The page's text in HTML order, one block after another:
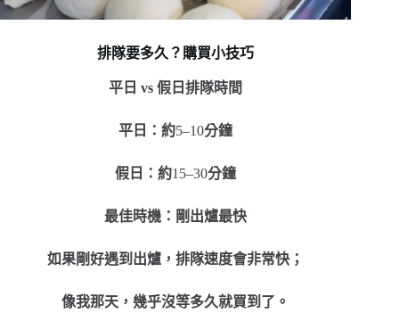
排隊要多久？購買小技巧
平日 vs 假日排隊時間
平日：約5–10分鐘
假日：約15–30分鐘
最佳時機：剛出爐最快
如果剛好遇到出爐，排隊速度會非常快；
像我那天，幾乎沒等多久就買到了。